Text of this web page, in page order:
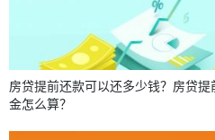
房贷提前还款可以还多少钱？房贷提
金怎么算？